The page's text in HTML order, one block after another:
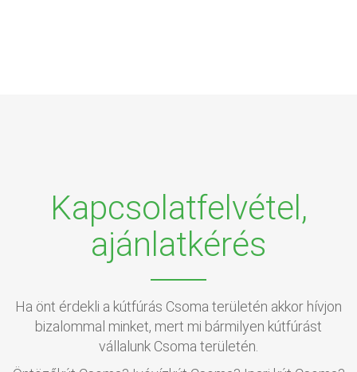
Kapcsolatfelvétel,
ajánlatkérés
Ha önt érdekli a kútfúrás Csoma területén akkor hívjon
bizalommal minket, mert mi bármilyen kútfúrást
vállalunk Csoma területén.